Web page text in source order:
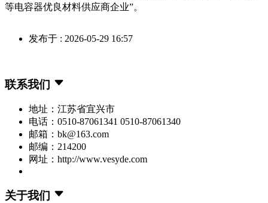
等电容器优良材料供应商企业”。
发布于 : 2026-05-29 16:57
联系我们
地址：江苏省宜兴市
电话：0510-87061341 0510-87061340
邮箱：bk@163.com
邮编：214200
网址：http://www.vesyde.com
关于我们